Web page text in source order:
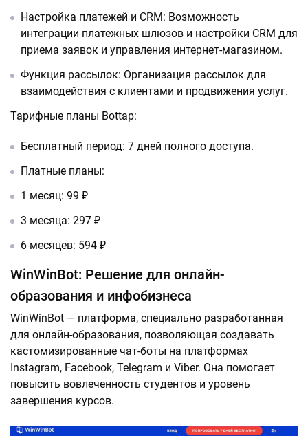
Настройка платежей и CRM: Возможность
интеграции платежных шлюзов и настройки CRM для
приема заявок и управления интернет-магазином.
Функция рассылок: Организация рассылок для
взаимодействия с клиентами и продвижения услуг.
Тарифные планы Bottap:
Бесплатный период: 7 дней полного доступа.
Платные планы:
1 месяц: 99 ₽
3 месяца: 297 ₽
6 месяцев: 594 ₽
WinWinBot: Решение для онлайн-
образования и инфобизнеса
WinWinBot — платформа, специально разработанная
для онлайн-образования, позволяющая создавать
кастомизированные чат-боты на платформах
Instagram, Facebook, Telegram и Viber. Она помогает
повысить вовлеченность студентов и уровень
завершения курсов.